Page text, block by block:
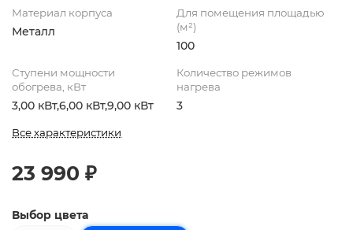
Материал корпуса
Металл
Для помещения площадью
(м²)
100
Ступени мощности
обогрева, кВт
3,00 кВт,6,00 кВт,9,00 кВт
Количество режимов
нагрева
3
Все характеристики
23 990 ₽
Выбор цвета